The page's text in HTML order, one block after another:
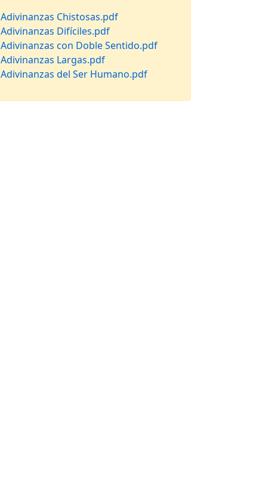
Adivinanzas Chistosas.pdf
Adivinanzas Difíciles.pdf
Adivinanzas con Doble Sentido.pdf
Adivinanzas Largas.pdf
Adivinanzas del Ser Humano.pdf